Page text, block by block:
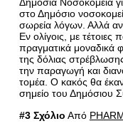
στο Δημόσιο
σωρεία λόγων. Αλλά
Εν ολίγοις, με
πραγματικά μοναδικά
της δόλιας
την παραγωγή και
τομέα. Ο κακός θα
σημείο του Δημόσιου
#3 Σχόλιο Από